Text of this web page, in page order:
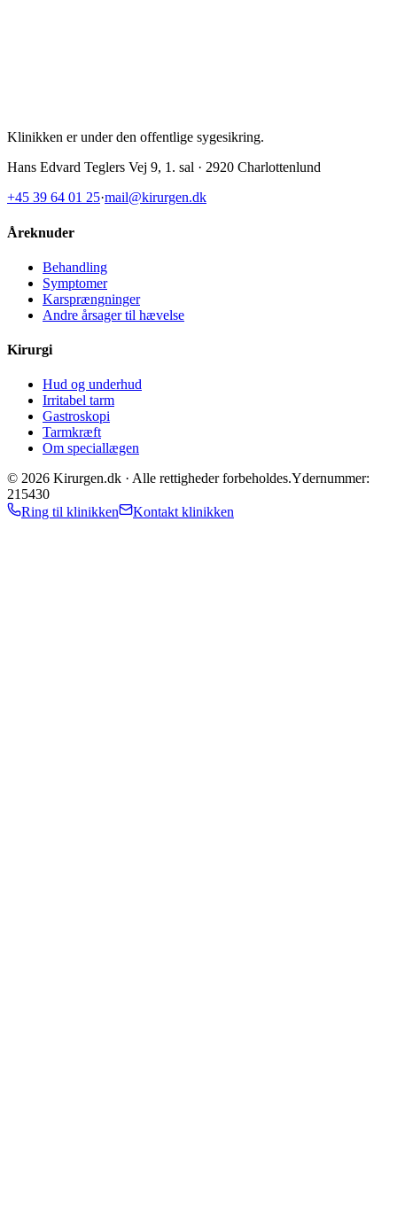
Klinikken er under den offentlige sygesikring.
Hans Edvard Teglers Vej 9, 1. sal · 2920 Charlottenlund
+45 39 64 01 25·mail@kirurgen.dk
Åreknuder
Behandling
Symptomer
Karsprængninger
Andre årsager til hævelse
Kirurgi
Hud og underhud
Irritabel tarm
Gastroskopi
Tarmkræft
Om speciallægen
© 2026 Kirurgen.dk · Alle rettigheder forbeholdes.Ydernummer:
215430
Ring til klinikken
Kontakt klinikken